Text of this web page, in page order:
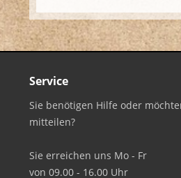
Service
Sie benötigen Hilfe oder
mitteilen?
Sie erreichen uns Mo - Fr
von 09.00 - 16.00 Uhr